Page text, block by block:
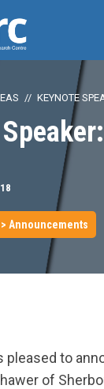
KEYNOTE
> Announcements
pleased to
of